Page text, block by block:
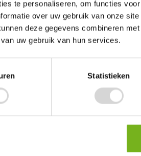
te personaliseren, om functies
over uw gebruik van onze
deze gegevens combineren
uw gebruik van hun services.
Statistieken